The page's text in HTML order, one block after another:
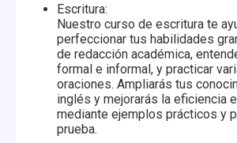
Escritura:
Nuestro curso de escritura te
perfeccionar tus habilidades
de redacción académica,
formal e informal, y practicar
oraciones. Ampliarás tus
inglés y mejorarás la eficiencia
mediante ejemplos prácticos y
prueba.